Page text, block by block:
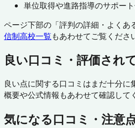
単位取得や進路指導のサポー
ページ下部の「評判の詳細・よくあ
信制高校一覧もあわせてご覧くださ
良い口コミ・評価され
良い点に関する口コミはまだ十分に
概要や公式情報もあわせて確認して
気になる口コミ・注意